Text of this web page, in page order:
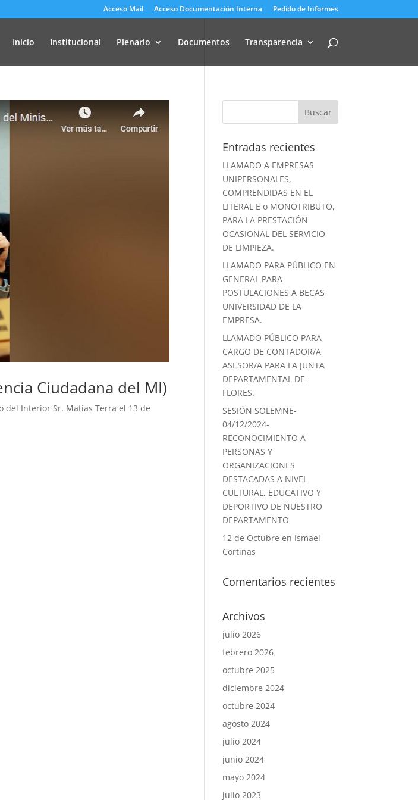
Acceso Mail Acceso Documentación Interna Pedido de Informes
Inicio Institucional Plenario Documentos Transparencia
Ciudadana del MI)
del Interior Sr. Matías Terra el 13 de
Entradas recientes
LLAMADO A EMPRESAS
UNIPERSONALES,
COMPRENDIDAS EN EL
LITERAL E o MONOTRIBUTO,
PARA LA PRESTACIÓN
OCASIONAL DEL SERVICIO
DE LIMPIEZA.
LLAMADO PARA PÚBLICO EN
GENERAL PARA
POSTULACIONES A BECAS
UNIVERSIDAD DE LA
EMPRESA.
LLAMADO PÚBLICO PARA
CARGO DE CONTADOR/A
ASESOR/A PARA LA JUNTA
DEPARTAMENTAL DE
FLORES.
SESIÓN SOLEMNE-
04/12/2024-
RECONOCIMIENTO A
PERSONAS Y
ORGANIZACIONES
DESTACADAS A NIVEL
CULTURAL, EDUCATIVO Y
DEPORTIVO DE NUESTRO
DEPARTAMENTO
12 de Octubre en Ismael
Cortinas
Comentarios recientes
Archivos
julio 2026
febrero 2026
octubre 2025
diciembre 2024
octubre 2024
agosto 2024
julio 2024
junio 2024
mayo 2024
julio 2023